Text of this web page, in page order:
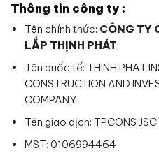
Thông tin công ty :
Tên chính thức: CÔNG TY
LẮP THỊNH PHÁT
Tên quốc tế: THINH PHAT
CONSTRUCTION AND
COMPANY
Tên giao dịch: TPCONS JSC
MST: 0106994464